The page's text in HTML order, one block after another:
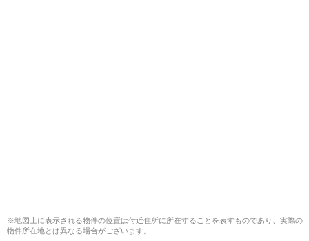
※地図上に表示される物件の位置は付近住所に所在することを表すものであり、実際の
物件所在地とは異なる場合がございます。